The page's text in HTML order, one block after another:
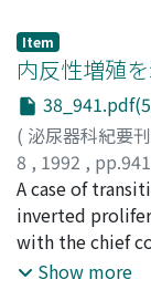
on diaphragm
intestine and
malignant
carcinoma of
intraperitoneal
for
tumor. After
disseminated
subarachnoid
intraperitoneal
Item
内反性増殖
( 泌尿器科紀要
8 , 1992 ,
辻村, 晃;西村,
有馬, 良一;倉田,
Kenji ;
Toshitsugu;
A case of
inverted
with the chief
Show more